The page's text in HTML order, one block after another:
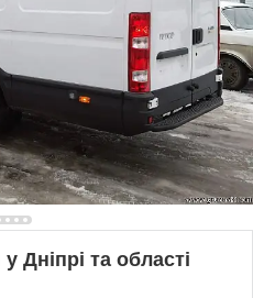
Дніпрі та області